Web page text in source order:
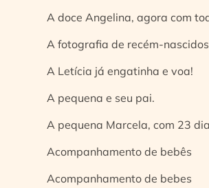
A doce Angelina, agora com
A fotografia de recém-
A Letícia já engatinha e voa!
A pequena e seu pai.
A pequena Marcela, com 23
Acompanhamento de bebês
Acompanhamento de bebes